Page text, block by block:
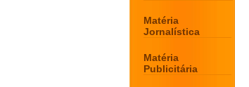
Matéria
Jornalística
Matéria
Publicitária